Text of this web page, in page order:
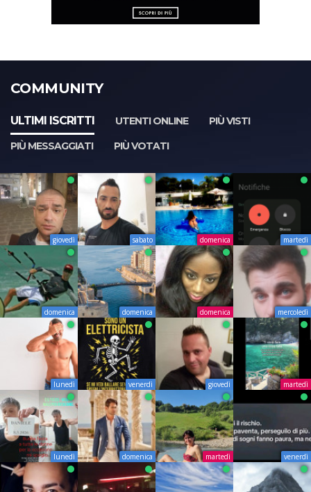
COMMUNITY
ULTIMI ISCRITTI UTENTI ONLINE
PIÙ VISTI
PIÙ MESSAGGIATI
PIÙ VOTATI
giovedì sabato domenica martedì
domenica domenica domenica mercoledì
lunedì venerdì giovedì martedì
lunedì domenica martedì venerdì